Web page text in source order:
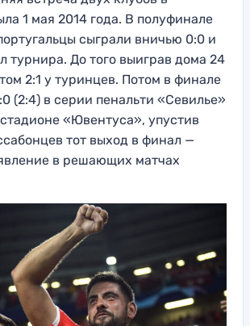
1 мая 2014 года. В полуфинале
сыграли вничью 0:0 и
турнира. До того выиграв дома 24
2:1 у туринцев. Потом в финале
(2:4) в серии пенальти «Севилье»
«Ювентуса», упустив
тот выход в финал —
в решающих матчах